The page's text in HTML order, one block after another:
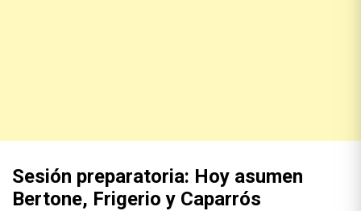
Sesión preparatoria: Hoy asumen
Bertone, Frigerio y Caparrós